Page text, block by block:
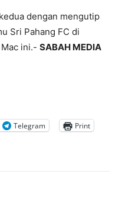
dengan mengutip
Sri Pahang FC di
ini.- SABAH MEDIA
Telegram Print